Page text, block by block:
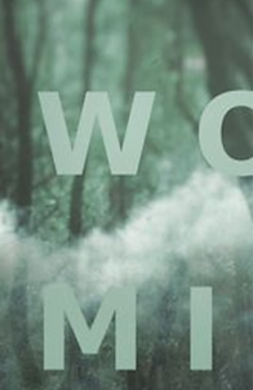
grieta, florece una propuesta sonora y
profundamente humana. La música como